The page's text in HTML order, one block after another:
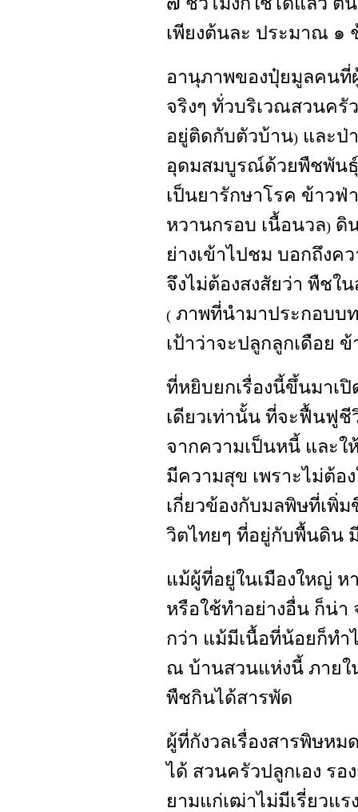
เพียงต้นละ ประมาณ ๑
อานุภาพของปุ๋ยมูลคนที่
จริงๆ ทั่วบริเวณสวนค
อยู่ติดกับตัวบ้าน) และป่
อุดมสมบูรณ์ด้วยพืชพัน
เป็นยารักษาโรค ข้าว
หวานกรอบ เนื้อนวล) ดิ
ย่างเข้าไปชม บอกถึง
จึงไม่ต้องสงสัยว่า พืชใ
( ภาพที่นำมาประกอบบ
เป้าว่าจะปลูกลูกเดือย
ที่หยิบยกเรื่องนี้ขึ้นมาเปิ
เดียวเท่านั้น ที่จะฟื้นฟูชี
จากความเป็นหนี้ และใ
มีความสุข เพราะไม่ต้อ
เกี่ยวข้องกับมลพิษที่เพิ่
วิตไทยๆ ที่อยู่กับพื้นดิน
แม้ผู้ที่อยู่ในเมืองใหญ่ ห
หรือใช้ทำอย่างอื่น ก็น่า
กว่า แม้มีเนื้อที่น้อยก็ทำ
ณ บ้านสวนแห่งนี้ ภายใ
พืชกินได้สารพัด
ผู้ที่กังวลเรื่องสารพิษหม
ได้ สวนครัวปลูกเอง รอ
ยามแก่เฒ่าไม่มีเรี่ยวแร